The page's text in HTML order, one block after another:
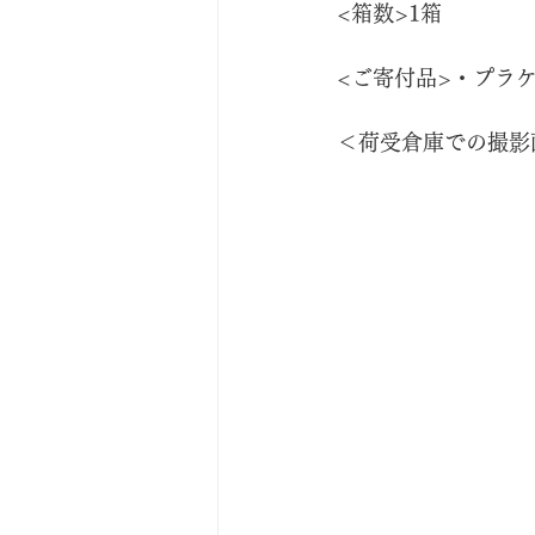
<箱数>1箱
<ご寄付品>・プラ
＜荷受倉庫での撮影